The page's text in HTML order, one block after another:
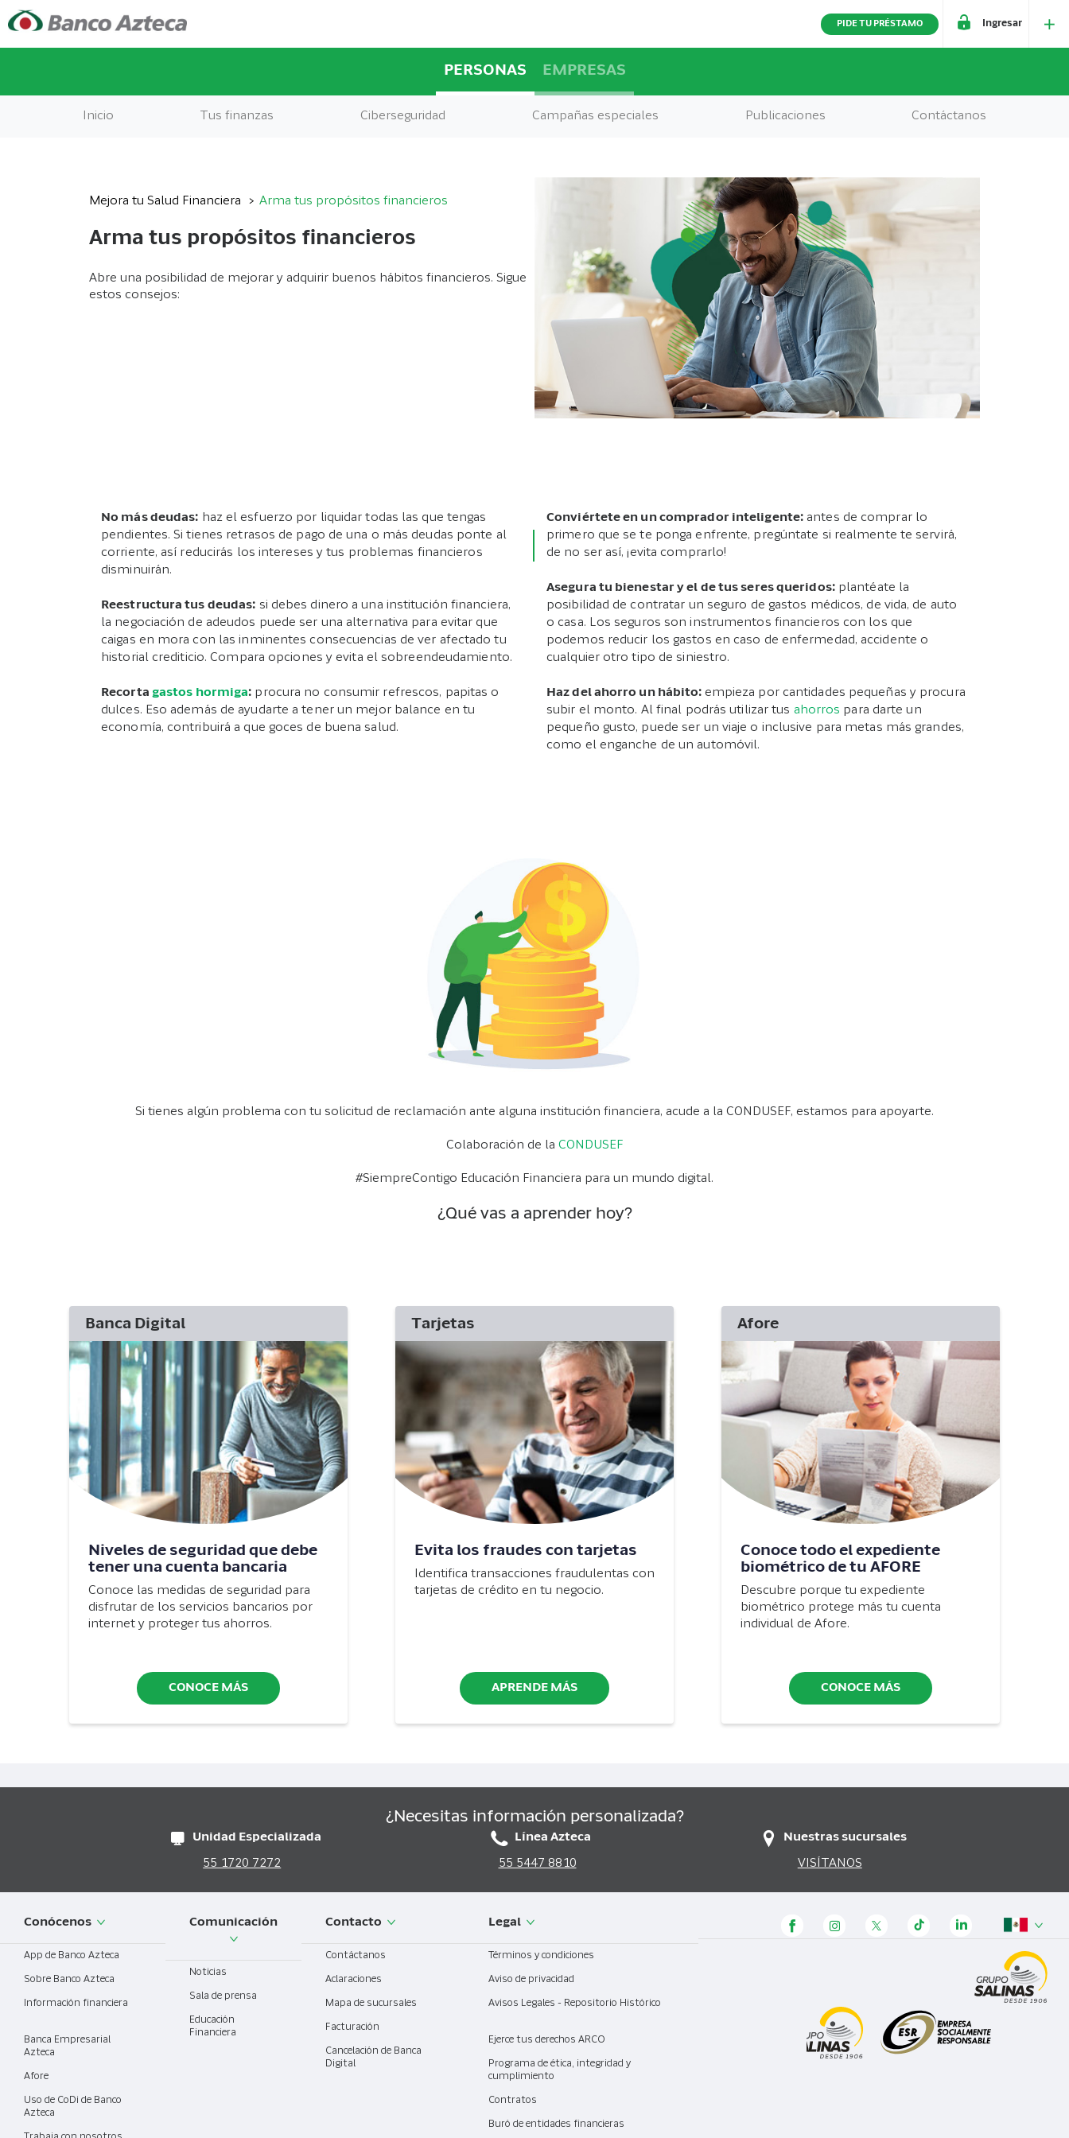
PIDE TU PRÉSTAMO Ingresar
PERSONAS EMPRESAS
Inicio Tus finanzas Ciberseguridad Campañas especiales Publicaciones Contáctanos
Mejora tu Salud Financiera Arma tus propósitos financieros
Arma tus propósitos financieros
Abre una posibilidad de mejorar y adquirir buenos hábitos financieros. Sigue
estos consejos:
No más deudas: haz el esfuerzo por liquidar todas las que tengas
pendientes. Si tienes retrasos de pago de una o más deudas ponte al
corriente, así reducirás los intereses y tus problemas financieros
disminuirán.
Reestructura tus deudas: si debes dinero a una institución financiera,
la negociación de adeudos puede ser una alternativa para evitar que
caigas en mora con las inminentes consecuencias de ver afectado tu
historial crediticio. Compara opciones y evita el sobreendeudamiento.
Recorta gastos hormiga: procura no consumir refrescos, papitas o
dulces. Eso además de ayudarte a tener un mejor balance en tu
economía, contribuirá a que goces de buena salud.
Conviértete en un comprador inteligente: antes de comprar lo
primero que se te ponga enfrente, pregúntate si realmente te servirá,
de no ser así, ¡evita comprarlo!
Asegura tu bienestar y el de tus seres queridos:plantéate la
posibilidad de contratar un seguro de gastos médicos, de vida, de auto
o casa. Los seguros son instrumentos financieros con los que
podemos reducir los gastos en caso de enfermedad, accidente o
cualquier otro tipo de siniestro.
Haz del ahorro un hábito: empieza por cantidades pequeñas y procura
subir el monto. Al final podrás utilizar tus ahorros para darte un
pequeño gusto, puede ser un viaje o inclusive para metas más grandes,
como el enganche de un automóvil.
Si tienes algún problema con tu solicitud de reclamación ante alguna institución financiera, acude a la CONDUSEF, estamos para apoyarte.
Colaboración de la CONDUSEF
#SiempreContigo Educación Financiera para un mundo digital.
¿Qué vas a aprender hoy?
Banca Digital
Niveles de seguridad que debe
tener una cuenta bancaria
Conoce las medidas de seguridad para
disfrutar de los servicios bancarios por
internet y proteger tus ahorros.
CONOCE MÁS
Tarjetas
Evita los fraudes con tarjetas
Identifica transacciones fraudulentas con
tarjetas de crédito en tu negocio.
APRENDE MÁS
Afore
Conoce todo el expediente
biométrico de tu AFORE
Descubre porque tu expediente
biométrico protege más tu cuenta
individual de Afore.
CONOCE MÁS
¿Necesitas información personalizada?
Unidad Especializada
55 1720 7272
Línea Azteca
55 5447 8810
Nuestras sucursales
VISÍTANOS
Conócenos
App de Banco Azteca
Sobre Banco Azteca
Información financiera
Banca Empresarial
Azteca
Afore
Uso de CoDi de Banco
Azteca
Comunicación
Noticias
Sala de prensa
Educación
Financiera
Contacto
Contáctanos
Aclaraciones
Mapa de sucursales
Facturación
Cancelación de Banca
Digital
Legal
Términos y condiciones
Aviso de privacidad
Avisos Legales - Repositorio Histórico
Ejerce tus derechos ARCO
Programa de ética, integridad y
cumplimiento
Contratos
Buró de entidades financieras
Honduras